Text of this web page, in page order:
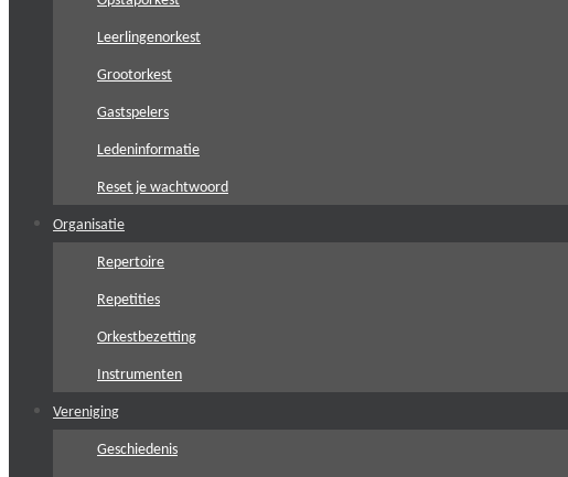
Leerlingenorkest
Grootorkest
Gastspelers
Ledeninformatie
Reset je wachtwoord
Organisatie
Repertoire
Repetities
Orkestbezetting
Instrumenten
Vereniging
Geschiedenis